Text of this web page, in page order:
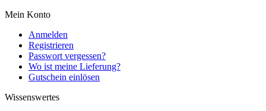
Mein Konto
Anmelden
Registrieren
Passwort vergessen?
Wo ist meine Lieferung?
Gutschein einlösen
Wissenswertes